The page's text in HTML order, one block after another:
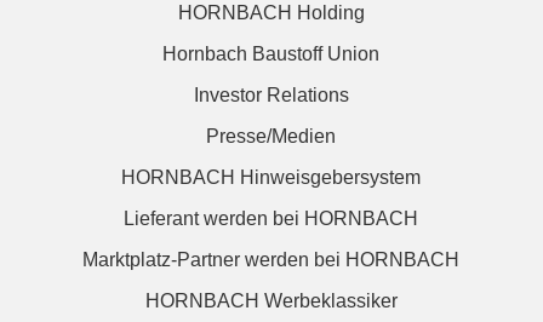
HORNBACH Holding
Hornbach Baustoff Union
Investor Relations
Presse/Medien
HORNBACH Hinweisgebersystem
Lieferant werden bei HORNBACH
Marktplatz-Partner werden bei HORNBACH
HORNBACH Werbeklassiker